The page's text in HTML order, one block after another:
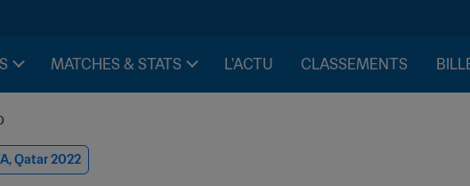
MATCHES & STATS L'ACTU CLASSEMENTS
Qatar 2022